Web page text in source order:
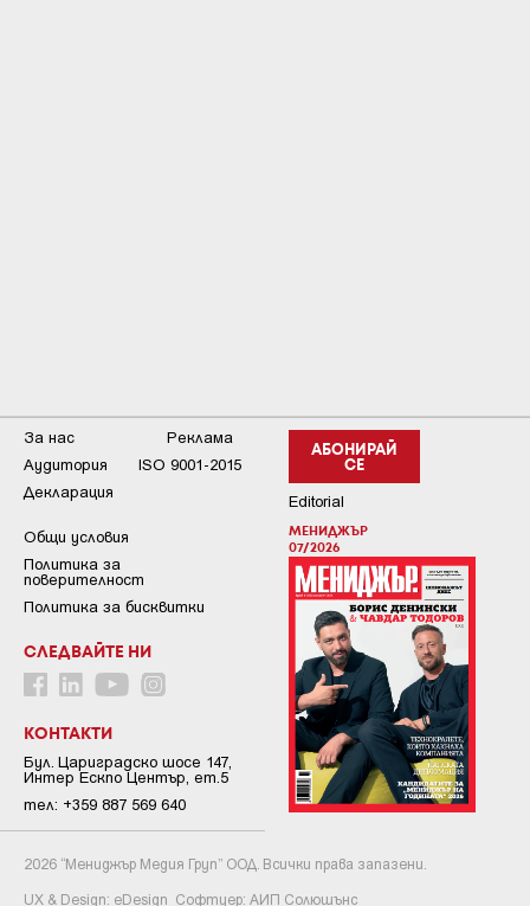
АБОНИРАЙ
СЕ
Editorial
МЕНИДЖЪР
07/2026
За нас
Реклама
Аудитория
ISO 9001-2015
Декларация
Общи условия
Пoлитикa зa
пoвepитeлнocт
Политика за бисквитки
СЛЕДВАЙТЕ НИ
КОНТАКТИ
Бул. Цариградско шосе 147,
Интер Ескпо Център, ет.5
тел: +359 887 569 640
2026 “Мениджър Медия Груп” ООД. Всички права запазени.
UX & Design: eDesign Софтуер: АИП Солюшънс